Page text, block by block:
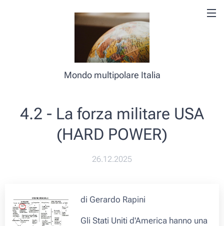
Mondo multipolare Italia
4.2 - La forza militare USA
(HARD POWER)
26.12.2025
di Gerardo Rapini
Gli Stati Uniti d'America hanno una